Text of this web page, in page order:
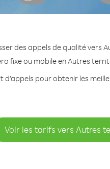
des appels de qualité
fixe ou mobile en Autres
d’appels pour obtenir les
Voir les tarifs vers Autres